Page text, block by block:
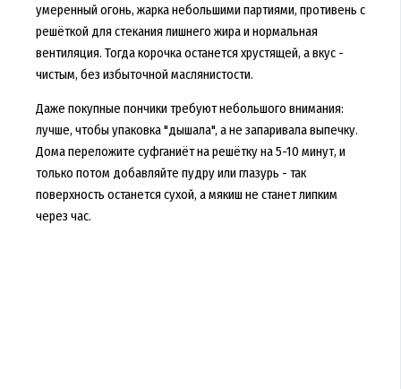
умеренный огонь, жарка небольшими партиями, противень с
решёткой для стекания лишнего жира и нормальная
вентиляция. Тогда корочка останется хрустящей, а вкус -
чистым, без избыточной маслянистости.
Даже покупные пончики требуют небольшого внимания:
лучше, чтобы упаковка "дышала", а не запаривала выпечку.
Дома переложите суфганиёт на решётку на 5-10 минут, и
только потом добавляйте пудру или глазурь - так
поверхность останется сухой, а мякиш не станет липким
через час.